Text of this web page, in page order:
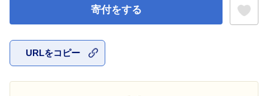
寄付をする
URLをコピー